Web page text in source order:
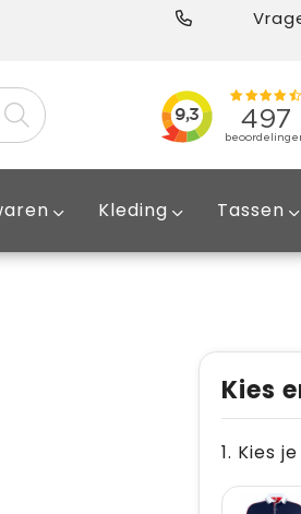
Kleding Tassen
Kies
1. Kies